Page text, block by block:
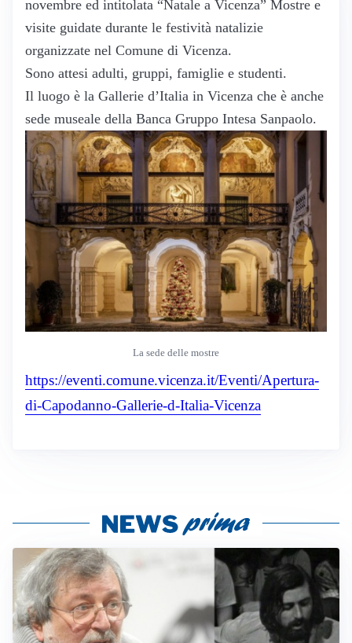
novembre ed intitolata “Natale a Vicenza” Mostre e
visite guidate durante le festività natalizie
organizzate nel Comune di Vicenza.
Sono attesi adulti, gruppi, famiglie e studenti.
Il luogo è la Gallerie d’Italia in Vicenza che è anche
sede museale della Banca Gruppo Intesa Sanpaolo.
La sede delle mostre
https://eventi.comune.vicenza.it/Eventi/Apertura-
di-Capodanno-Gallerie-d-Italia-Vicenza